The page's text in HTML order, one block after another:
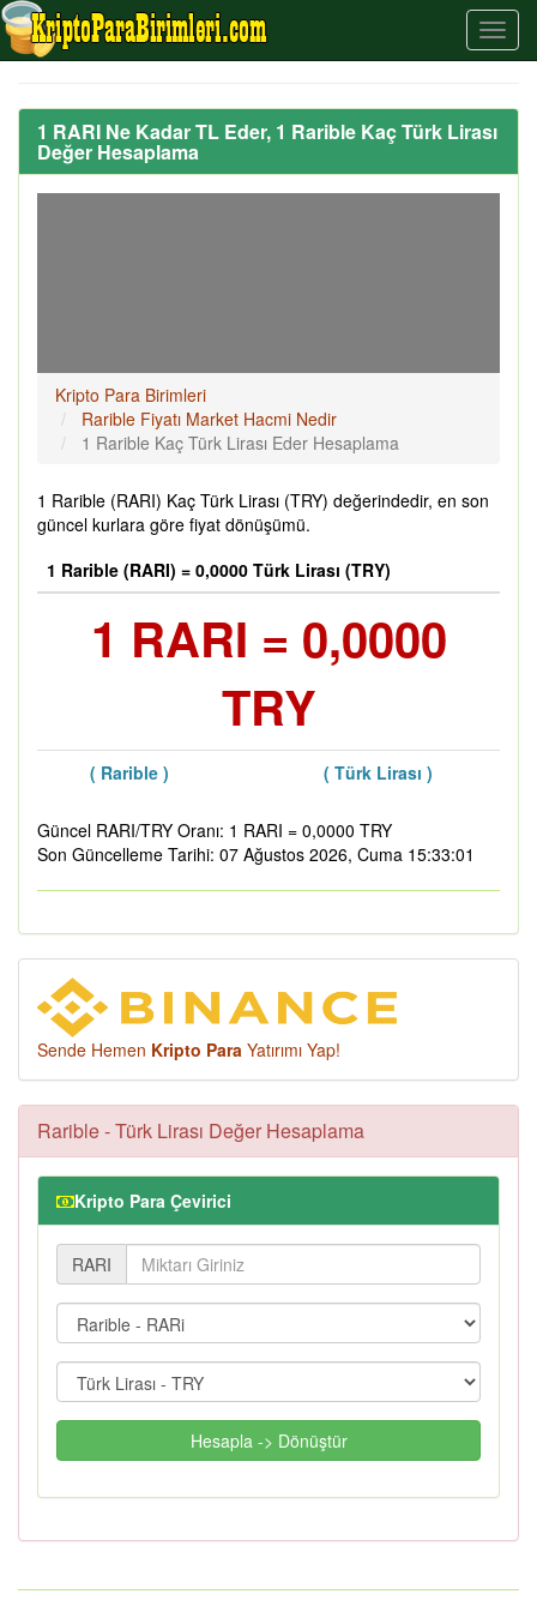
1 RARI Ne Kadar TL Eder, 1 Rarible Kaç Türk Lirası
Değer Hesaplama
Kripto Para Birimleri
Rarible Fiyatı Market Hacmi Nedir
1 Rarible Kaç Türk Lirası Eder Hesaplama
1 Rarible (RARI) Kaç Türk Lirası (TRY) değerindedir, en son
güncel kurlara göre fiyat dönüşümü.
1 Rarible (RARI) = 0,0000 Türk Lirası (TRY)
1 RARI = 0,0000
TRY
( Rarible ) ( Türk Lirası )
Güncel RARI/TRY Oranı: 1 RARI = 0,0000 TRY
Son Güncelleme Tarihi: 07 Ağustos 2026, Cuma 15:33:01
Sende Hemen Kripto Para Yatırımı Yap!
Rarible - Türk Lirası Değer Hesaplama
Kripto Para Çevirici
RARI
Hesapla -> Dönüştür